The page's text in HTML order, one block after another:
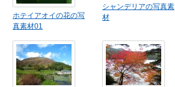
ホテイアオイの花の写
真素材01
シャンデリアの写真素
材